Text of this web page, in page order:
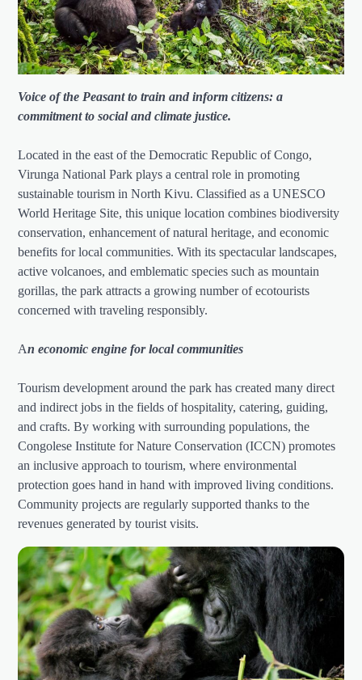
Voice of the Peasant to train and inform citizens: a
commitment to social and climate justice.
Located in the east of the Democratic Republic of Congo,
Virunga National Park plays a central role in promoting
sustainable tourism in North Kivu. Classified as a UNESCO
World Heritage Site, this unique location combines biodiversity
conservation, enhancement of natural heritage, and economic
benefits for local communities. With its spectacular landscapes,
active volcanoes, and emblematic species such as mountain
gorillas, the park attracts a growing number of ecotourists
concerned with traveling responsibly.
An economic engine for local communities
Tourism development around the park has created many direct
and indirect jobs in the fields of hospitality, catering, guiding,
and crafts. By working with surrounding populations, the
Congolese Institute for Nature Conservation (ICCN) promotes
an inclusive approach to tourism, where environmental
protection goes hand in hand with improved living conditions.
Community projects are regularly supported thanks to the
revenues generated by tourist visits.